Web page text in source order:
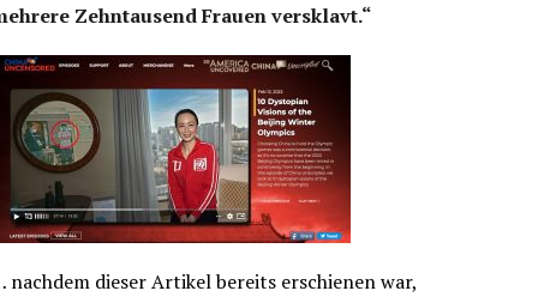
Zehntausend Frauen versklavt.“
nachdem dieser Artikel bereits erschienen war,